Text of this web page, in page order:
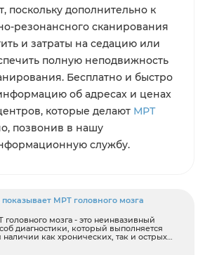
поскольку дополнительно к
резонансного сканирования
и затраты на седацию или
полную неподвижность
Бесплатно и быстро
об адресах и ценах
которые делают МРТ
позвонив в нашу
службу.
показывает МРТ головного мозга
головного мозга - это неинвазивный
диагностики, который выполняется
наличии как хронических, так и острых